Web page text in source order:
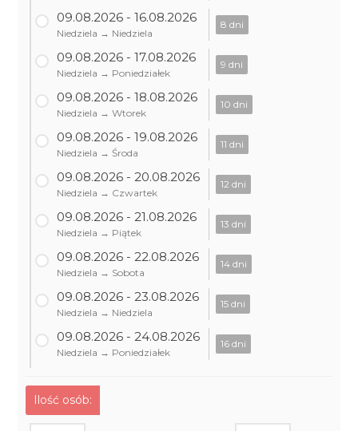
09.08.2026 - 16.08.2026
Niedziela → Niedziela
8 dni
09.08.2026 - 17.08.2026
Niedziela → Poniedziałek
9 dni
09.08.2026 - 18.08.2026
Niedziela → Wtorek
10 dni
09.08.2026 - 19.08.2026
Niedziela → Środa
11 dni
09.08.2026 - 20.08.2026
Niedziela → Czwartek
12 dni
09.08.2026 - 21.08.2026
Niedziela → Piątek
13 dni
09.08.2026 - 22.08.2026
Niedziela → Sobota
14 dni
09.08.2026 - 23.08.2026
Niedziela → Niedziela
15 dni
09.08.2026 - 24.08.2026
Niedziela → Poniedziałek
16 dni
Ilość osób: